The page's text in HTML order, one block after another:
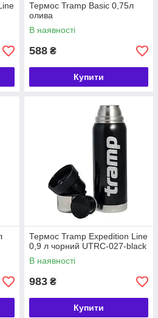
Термос Tramp Basic 0,75л
олива
В наявності
588 ₴
Купити
Термос Tramp Expedition Line
0,9 л чорний UTRC-027-black
В наявності
983 ₴
Купити